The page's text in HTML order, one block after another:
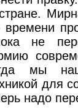
не
мы
для
надо